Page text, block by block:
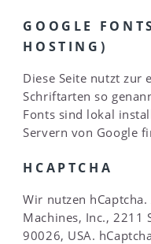
GOOGLE
HOSTING)
Diese Seite nutzt zur
Schriftarten so
Fonts sind lokal
Servern von Google
HCAPTCHA
Wir nutzen
Machines, Inc., 2211
90026, USA.